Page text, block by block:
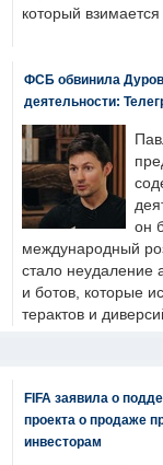
который
ФСБ обвинила
деятельности:
он
международный
стало неудаление
и ботов, которые
терактов и
FIFA заявила о
проекта о продаже
инвесторам